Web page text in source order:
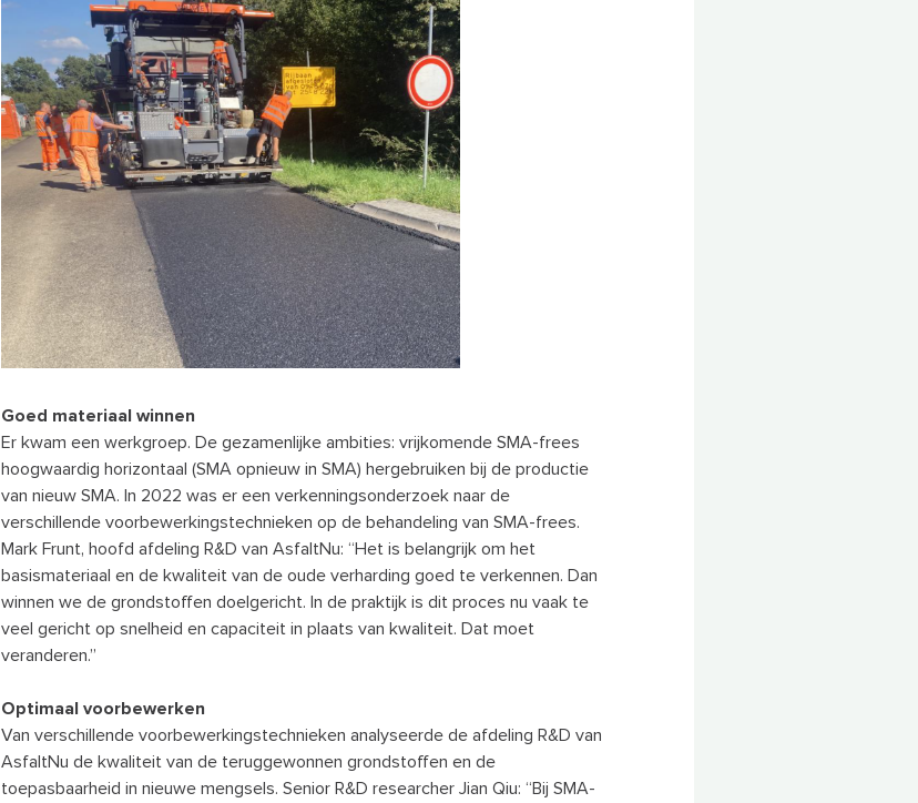
Goed materiaal winnen
Er kwam een werkgroep. De gezamenlijke ambities: vrijkomende SMA-frees
hoogwaardig horizontaal (SMA opnieuw in SMA) hergebruiken bij de productie
van nieuw SMA. In 2022 was er een verkenningsonderzoek naar de
verschillende voorbewerkingstechnieken op de behandeling van SMA-frees.
Mark Frunt, hoofd afdeling R&D van AsfaltNu: “Het is belangrijk om het
basismateriaal en de kwaliteit van de oude verharding goed te verkennen. Dan
winnen we de grondstoffen doelgericht. In de praktijk is dit proces nu vaak te
veel gericht op snelheid en capaciteit in plaats van kwaliteit. Dat moet
veranderen.”
Optimaal voorbewerken
Van verschillende voorbewerkingstechnieken analyseerde de afdeling R&D van
AsfaltNu de kwaliteit van de teruggewonnen grondstoffen en de
toepasbaarheid in nieuwe mengsels. Senior R&D researcher Jian Qiu: “Bij SMA-